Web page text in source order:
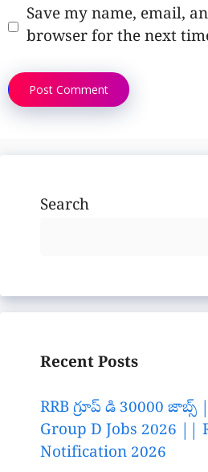
Save my name, email,
browser for the next
Search
Recent Posts
RRB గ్రూప్ డి 30000
Group D Jobs 2026 ||
Notification 2026